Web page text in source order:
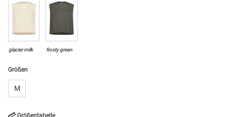
Größen
M
glacier milk frosty green
Größentabelle